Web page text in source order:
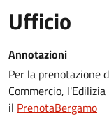
Ufficio
Annotazioni
Per la prenotazione
Commercio,
il PrenotaBergamo